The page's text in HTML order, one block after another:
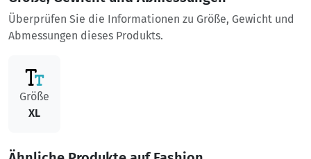
Überprüfen Sie die Informationen zu Größe, Gewicht und
Abmessungen dieses Produkts.
Größe
XL